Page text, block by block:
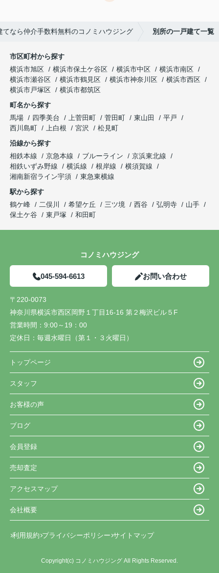
なら仲介手数料無料のコノミハウジング 別所の一戸建て一覧
市区町村から探す
横浜市旭区
横浜市保土ケ谷区 横浜市中区
横浜市南区
横浜市瀬谷区
横浜市鶴見区 横浜市神奈川区
横浜市西区
横浜市戸塚区
横浜市都筑区
町名から探す
馬場
四季美台 上菅田町 菅田町 東山田
平戸
西川島町
上白根 宮沢
松見町
沿線から探す
相鉄本線
京急本線 ブルーライン
京浜東北線
相鉄いずみ野線
横浜線 根岸線
横須賀線
湘南新宿ライン宇須
東急東横線
駅から探す
鶴ケ峰
二俣川 希望ケ丘 三ツ境 西谷 弘明寺
山手
保土ケ谷
東戸塚 和田町
コノミハウジング
045-594-6613 お問い合わせ
〒220-0073
神奈川県横浜市西区岡野１丁目16-16 第２梅沢ビル５F
営業時間： 9:00～19：00
定休日： 毎週水曜日（第１・３火曜日）
トップページ
スタッフ
お客様の声
ブログ
会員登録
売却査定
アクセスマップ
会社概要
利用規約 プライバシーポリシー サイトマップ
Copyright(c) コノミハウジング All Rights Reserved.